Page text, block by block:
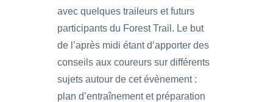
avec quelques traileurs et futurs
participants du Forest Trail. Le but
de l’après midi étant d’apporter des
conseils aux coureurs sur différents
sujets autour de cet évènement :
plan d’entraînement et préparation